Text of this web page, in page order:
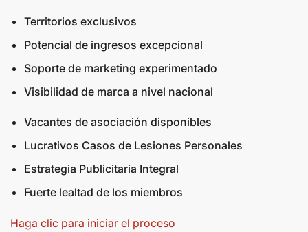
Territorios exclusivos
Potencial de ingresos excepcional
Soporte de marketing experimentado
Visibilidad de marca a nivel nacional
Vacantes de asociación disponibles
Lucrativos Casos de Lesiones Personales
Estrategia Publicitaria Integral
Fuerte lealtad de los miembros
Haga clic para iniciar el proceso